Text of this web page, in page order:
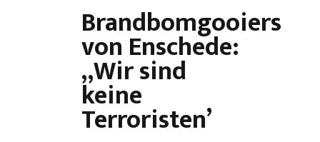
Brandbomgooiers
von Enschede:
„Wir sind
keine
Terroristen’